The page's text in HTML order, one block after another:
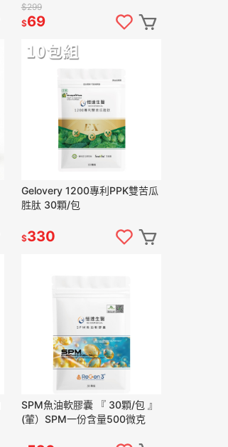
$299
$69
Gelovery 1200專利PPK雙苦瓜
胜肽 30顆/包
$330
SPM魚油軟膠囊 『 30顆/包 』
(葷）SPM一份含量500微克